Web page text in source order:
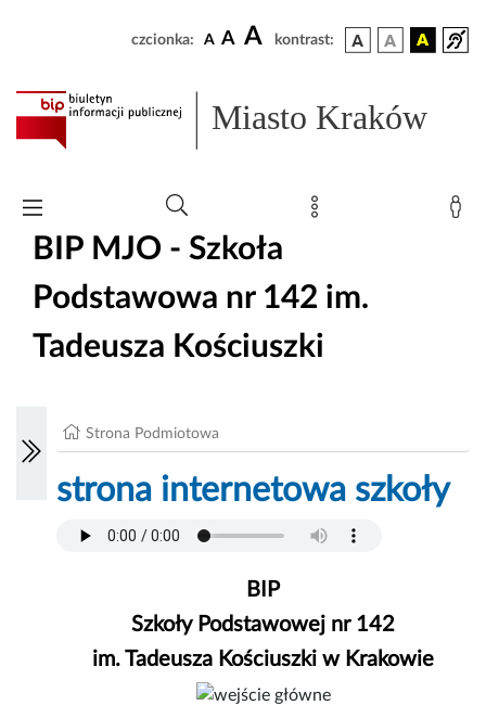
czcionka: A A A kontrast:
Miasto Kraków
BIP MJO - Szkoła
Podstawowa nr 142 im.
Tadeusza Kościuszki
Strona Podmiotowa
strona internetowa szkoły
BIP
Szkoły Podstawowej nr 142
im. Tadeusza Kościuszki w Krakowie